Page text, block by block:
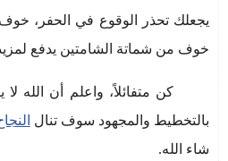
يجعلك تحذر الوقوع في الحفر، خوف
خوف من شماتة الشامتين يدفع
كن متفائلاً، واعلم أن الله لا
بالتخطيط والمجهود سوف تنال
شاء الله.